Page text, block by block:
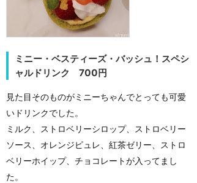
ミニー・ベスティーズ・バッシュ！スペシ
ャルドリンク 700円
見た目そのものがミニーちゃんでとっても可愛
いドリンクでした。
ミルク、ストロベリーシロップ、ストロベリー
ソース、オレンジピュレ、紅茶ゼリー、ストロ
ベリーホイップ、チョコレートが入ってまし
た。